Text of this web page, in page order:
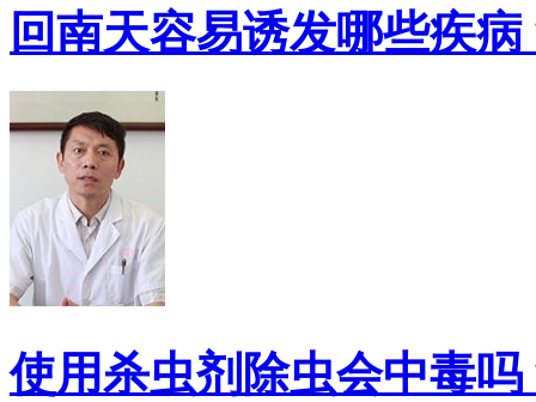
回南天容易诱发哪些疾
使用杀虫剂除虫会中毒